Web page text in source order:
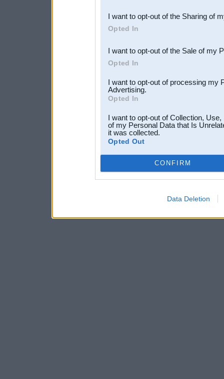
Downstream Participants
third parties.
I want to opt-out of the Sharing of
Opted In
I want to opt-out of the Sale of my
Opted In
I want to opt-out of processing my
Advertising.
Opted In
I want to opt-out of Collection,
of my Personal Data that Is
it was collected.
Opted Out
CONFIRM
Data Deletion